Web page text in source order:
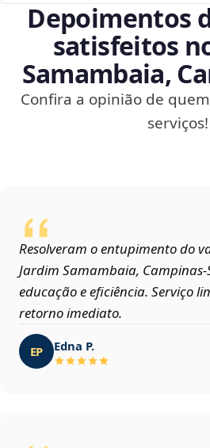
Depoimentos
satisfeitos
Samambaia,
Confira a opinião de
serviços!
Resolveram o entupimento do
Jardim Samambaia,
educação e eficiência. Serviço
retorno imediato.
EP Edna P.